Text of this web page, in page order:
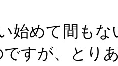
始めて間も
ですが、とり